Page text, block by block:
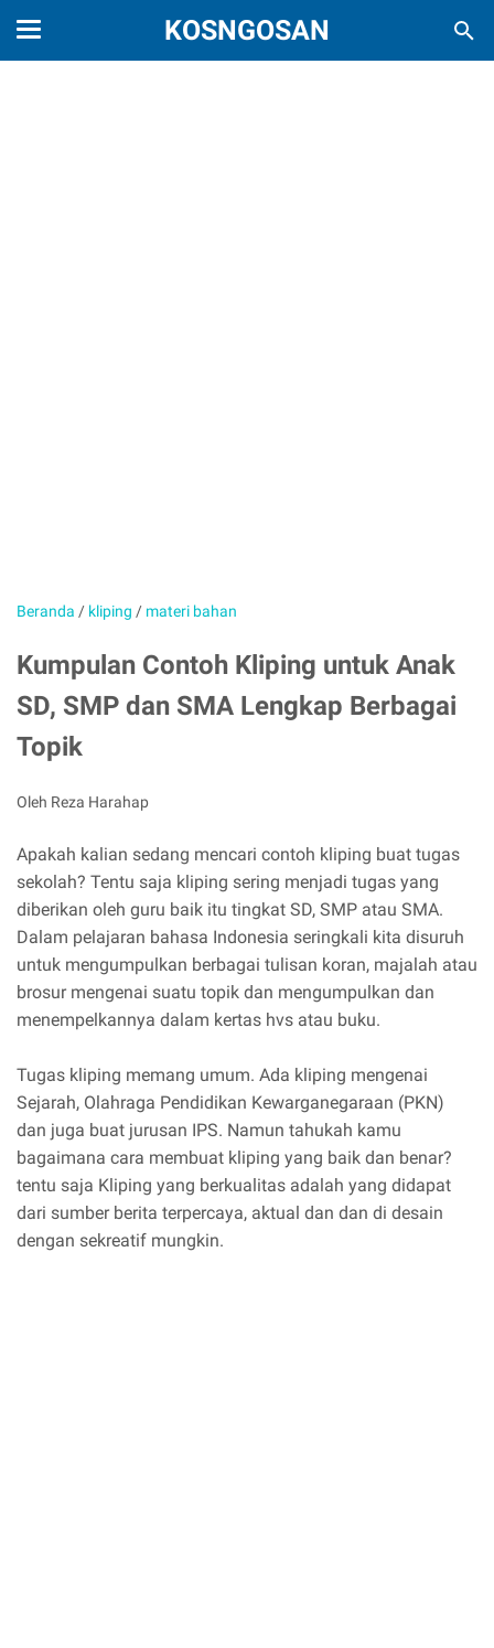
KOSNGOSAN
Beranda / kliping / materi bahan
Kumpulan Contoh Kliping untuk Anak
SD, SMP dan SMA Lengkap Berbagai
Topik
Oleh Reza Harahap
Apakah kalian sedang mencari contoh kliping buat tugas
sekolah? Tentu saja kliping sering menjadi tugas yang
diberikan oleh guru baik itu tingkat SD, SMP atau SMA.
Dalam pelajaran bahasa Indonesia seringkali kita disuruh
untuk mengumpulkan berbagai tulisan koran, majalah atau
brosur mengenai suatu topik dan mengumpulkan dan
menempelkannya dalam kertas hvs atau buku.
Tugas kliping memang umum. Ada kliping mengenai
Sejarah, Olahraga Pendidikan Kewarganegaraan (PKN)
dan juga buat jurusan IPS. Namun tahukah kamu
bagaimana cara membuat kliping yang baik dan benar?
tentu saja Kliping yang berkualitas adalah yang didapat
dari sumber berita terpercaya, aktual dan dan di desain
dengan sekreatif mungkin.